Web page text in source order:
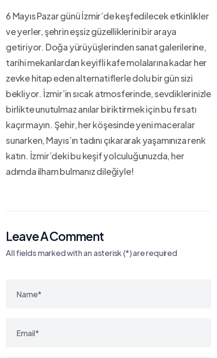
6 Mayıs ‌Pazar günü İzmir’de keşfedilecek etkinlikler
ve ​yerler,​ şehrin eşsiz güzelliklerini bir⁤ araya
getiriyor. Doğa yürüyüşlerinden sanat galerilerine,
tarihi⁤ mekanlardan keyifli kafe molalarına⁣ kadar her
zevke ‍hitap⁢ eden alternatiflerle dolu bir gün sizi
⁢bekliyor. İzmir’in sıcak atmosferinde, sevdiklerinizle
birlikte​ unutulmaz anılar biriktirmek için bu‌ fırsatı
kaçırmayın. Şehir, her ​köşesinde yeni maceralar
sunarken,⁣ Mayıs’ın tadını‍ çıkararak yaşamınıza renk
katın. İzmir’deki bu ⁤keşif ⁤yolculuğunuzda, her
adımda ilham ⁣bulmanız dileğiyle!
Leave A Comment
All fields marked with an asterisk (*) are required